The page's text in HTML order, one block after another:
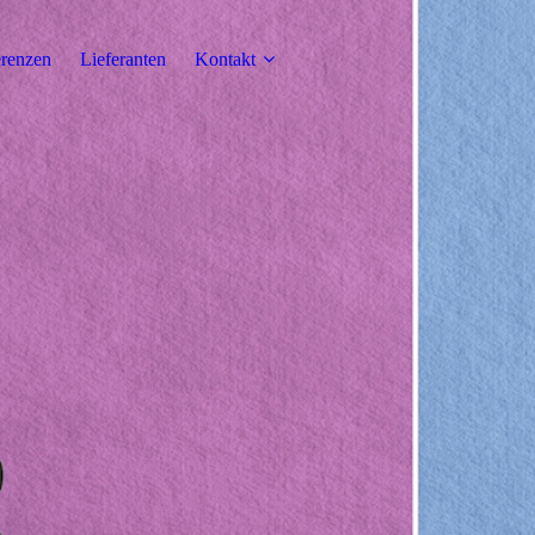
Lieferanten Kontakt